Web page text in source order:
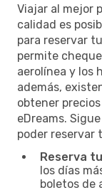
Viajar al mejor
calidad es
para reservar
permite
aerolínea y los
además,
obtener
eDreams.
poder reservar
Reserva
los días
boletos de